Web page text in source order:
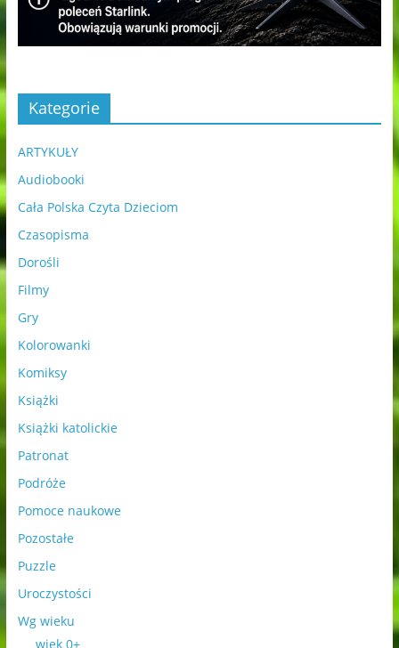
Kategorie
ARTYKUŁY
Audiobooki
Cała Polska Czyta Dzieciom
Czasopisma
Dorośli
Filmy
Gry
Kolorowanki
Komiksy
Książki
Książki katolickie
Patronat
Podróże
Pomoce naukowe
Pozostałe
Puzzle
Uroczystości
Wg wieku
wiek 0+